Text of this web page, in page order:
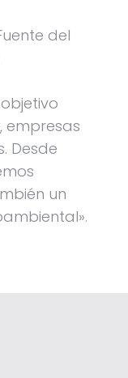
del
empresas
Desde
un